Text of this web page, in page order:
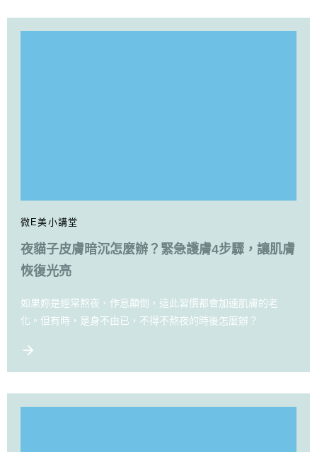
微E美小講堂
夜貓子皮膚暗沉怎麼辦？緊急護膚4步驟，讓肌膚
恢復光亮
如果妳是經常熬夜、作息顛倒，這此習慣都會加速肌膚的老
化。但有時，是身不由已，不得不熬夜的時後怎麼辦？